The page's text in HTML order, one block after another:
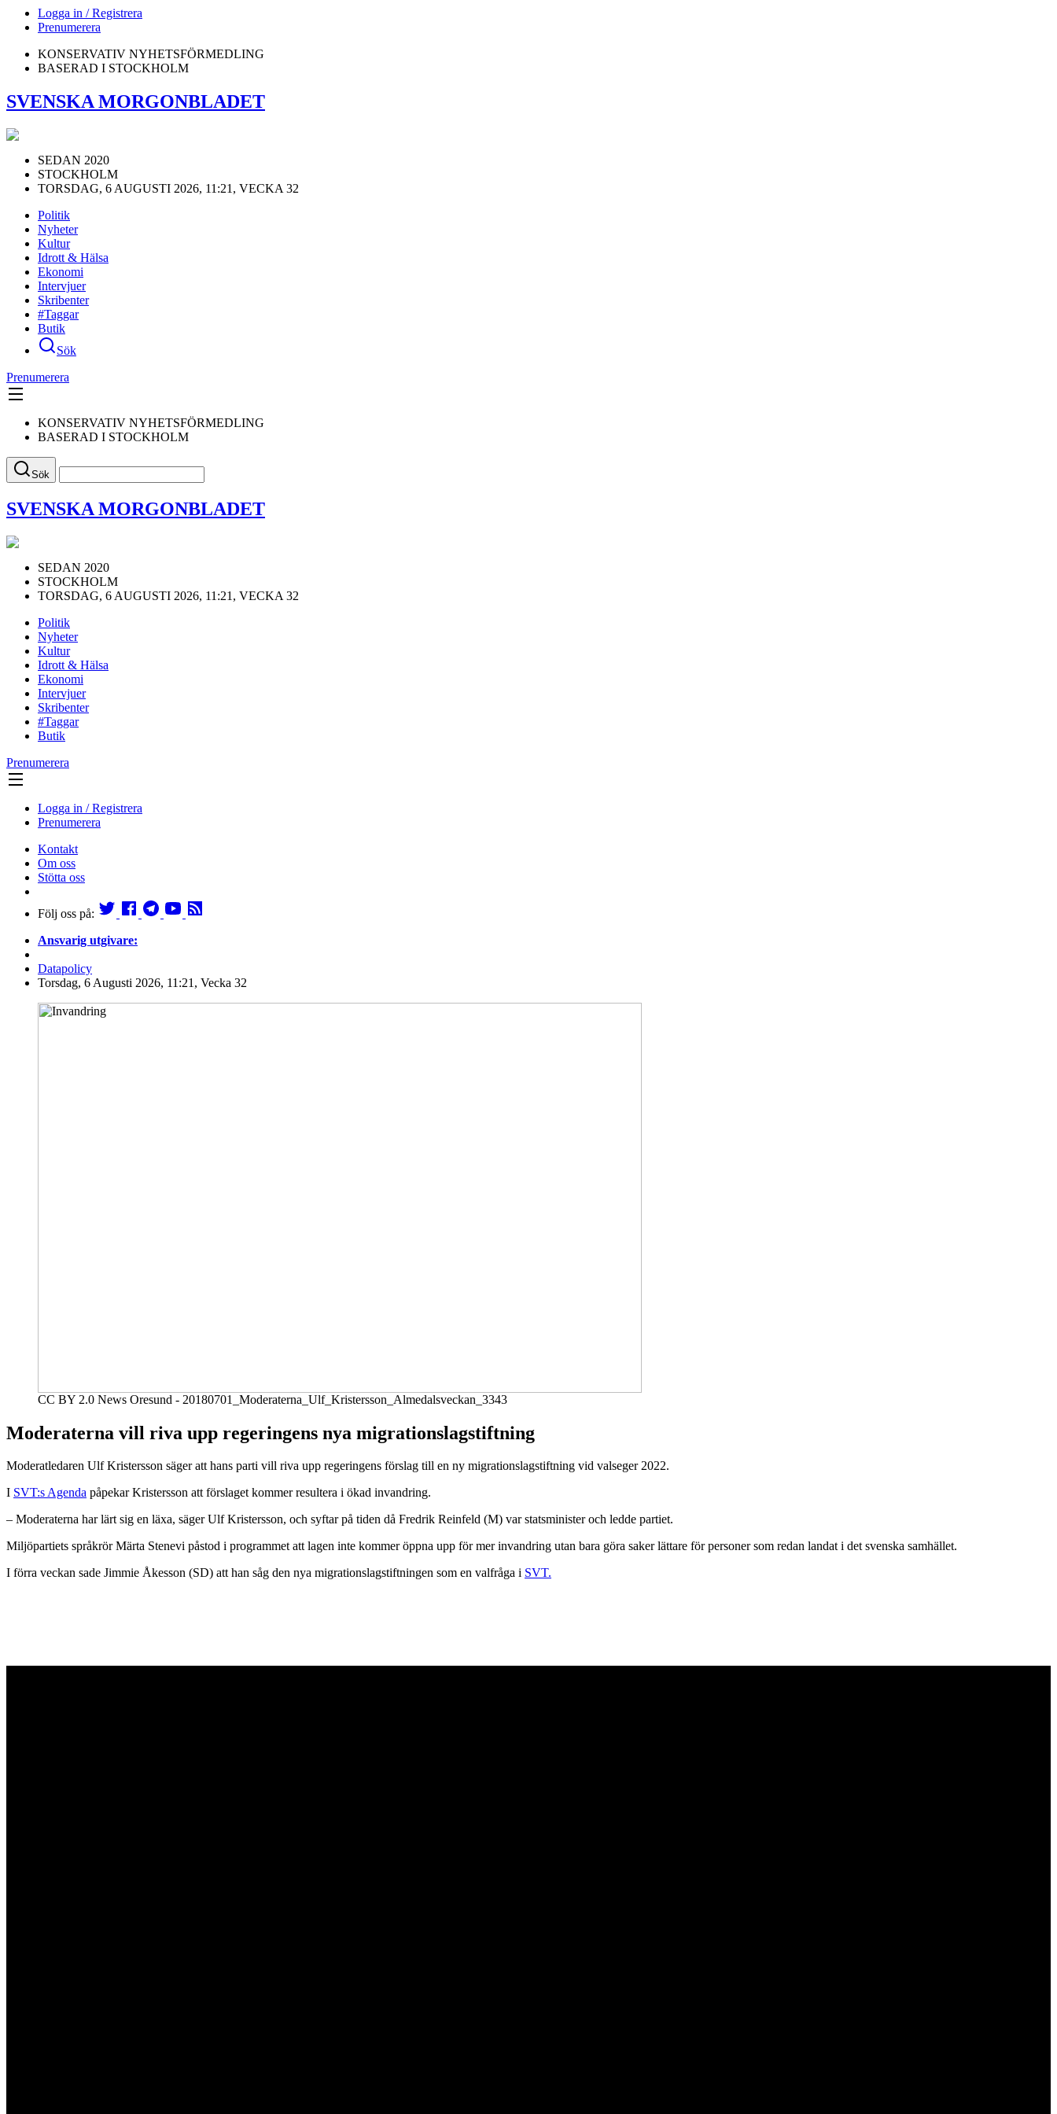
Logga in / Registrera
Prenumerera
KONSERVATIV NYHETSFÖRMEDLING
BASERAD I STOCKHOLM
SVENSKA MORGONBLADET
SEDAN 2020
STOCKHOLM
TORSDAG, 6 AUGUSTI 2026, 11:21, VECKA 32
Politik
Nyheter
Kultur
Idrott & Hälsa
Ekonomi
Intervjuer
Skribenter
#Taggar
Butik
Sök
Prenumerera
KONSERVATIV NYHETSFÖRMEDLING
BASERAD I STOCKHOLM
Sök
SVENSKA MORGONBLADET
SEDAN 2020
STOCKHOLM
TORSDAG, 6 AUGUSTI 2026, 11:21, VECKA 32
Politik
Nyheter
Kultur
Idrott & Hälsa
Ekonomi
Intervjuer
Skribenter
#Taggar
Butik
Prenumerera
Logga in / Registrera
Prenumerera
Kontakt
Om oss
Stötta oss
Följ oss på:
Ansvarig utgivare:
Datapolicy
Torsdag, 6 Augusti 2026, 11:21, Vecka 32
CC BY 2.0 News Oresund - 20180701_Moderaterna_Ulf_Kristersson_Almedalsveckan_3343
Moderaterna vill riva upp regeringens nya migrationslagstiftning
Moderatledaren Ulf Kristersson säger att hans parti vill riva upp regeringens förslag till en ny migrationslagstiftning vid valseger 2022.
I SVT:s Agenda påpekar Kristersson att förslaget kommer resultera i ökad invandring.
– Moderaterna har lärt sig en läxa, säger Ulf Kristersson, och syftar på tiden då Fredrik Reinfeld (M) var statsminister och ledde partiet.
Miljöpartiets språkrör Märta Stenevi påstod i programmet att lagen inte kommer öppna upp för mer invandring utan bara göra saker lättare för personer som redan landat i det svenska samhället.
I förra veckan sade Jimmie Åkesson (SD) att han såg den nya migrationslagstiftningen som en valfråga i SVT.